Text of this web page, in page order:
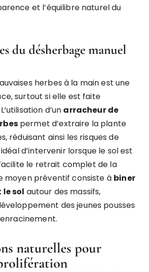
et l’équilibre naturel du
du désherbage manuel
herbes à la main est une
surtout si elle est faite
d’un arracheur de
permet d’extraire la plante
réduisant ainsi les risques de
d’intervenir lorsque le sol est
le retrait complet de la
moyen préventif consiste à biner
sol autour des massifs,
des jeunes pousses
naturelles pour